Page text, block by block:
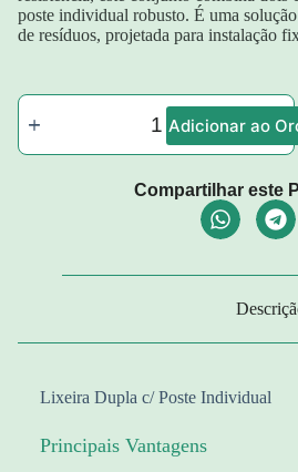
poste individual robusto. É uma
de resíduos, projetada para instalação
Adicionar ao
Compartilhar este
Lixeira Dupla c/ Poste Individual
Principais Vantagens